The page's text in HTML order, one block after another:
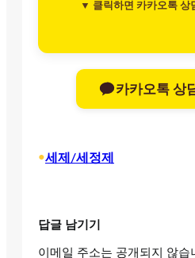
▼ 클릭하면 카카오톡 상
카카오톡 상
•세제/세정제
답글 남기기
이메일 주소는 공개되지 않습